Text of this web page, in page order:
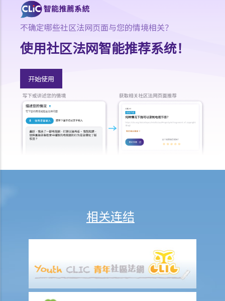
这样处理保费吗？
b. 保险科技及虚拟保险公司
2. 透过虚拟保险公司的全数码分销渠道购买保险有何潜在好处?
来处理与保险相关的事务，有甚么要注意?
常见保险产品种类
A. 人寿保险（包括退休保障产品）
1. 「冷静期」是甚么？如果我刚刚购买了一份人寿保险，但几天后想改
变主意，我可否取消这份保险？
因素？我可向谁征询意见？
5. 人寿保险的「可争议期」是甚么？
6. 人寿保险中的「自杀条款」有甚么作用？
7. 保险公司在批核我的投保申请前，委托一位医生为我验身。那位医生
没有发现一项我并无披露的健康问题。保险公司可否以这项没有披露的
资料，而拒绝我其后的任何索偿？
8. 「可撤换受益人」和「不可撤换受益人」有甚么分别？在哪些情况
不确定哪些社区法网页面与您的情境相关？
使用社区法网智能推荐系统！
开始使用
相关连结